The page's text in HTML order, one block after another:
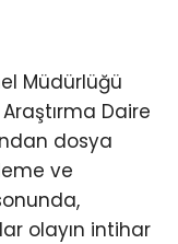
Müdürlüğü
Daire
dosya
ve
olayın intihar